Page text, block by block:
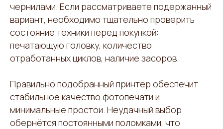
чернилами. Если рассматриваете подержанный
вариант, необходимо тщательно проверить
состояние техники перед покупкой:
печатающую головку, количество
отработанных циклов, наличие засоров.
Правильно подобранный принтер обеспечит
стабильное качество фотопечати и
минимальные простои. Неудачный выбор
обернётся постоянными поломками, что